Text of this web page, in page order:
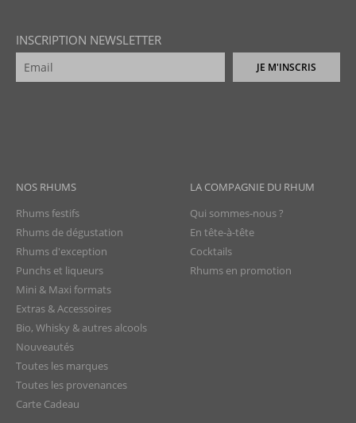
INSCRIPTION NEWSLETTER
JE M'INSCRIS
NOS RHUMS
Rhums festifs
Rhums de dégustation
Rhums d'exception
Punchs et liqueurs
Mini & Maxi formats
Extras & Accessoires
Bio, Whisky & autres alcools
Nouveautés
Toutes les marques
Toutes les provenances
Carte Cadeau
LA COMPAGNIE DU RHUM
Qui sommes-nous ?
En tête-à-tête
Cocktails
Rhums en promotion